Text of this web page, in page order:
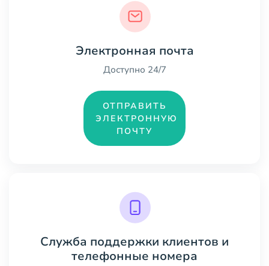
Электронная почта
Доступно 24/7
ОТПРАВИТЬ
ЭЛЕКТРОННУЮ
ПОЧТУ
Служба поддержки клиентов и
телефонные номера